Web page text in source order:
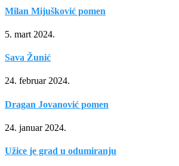
Milan Mijušković pomen
5. mart 2024.
Sava Žunić
24. februar 2024.
Dragan Jovanović pomen
24. januar 2024.
Užice je grad u odumiranju